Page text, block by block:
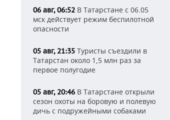
06 авг, 06:52 В Татарстане с 06.05
мск действует режим беспилотной
опасности
05 авг, 21:35 Туристы съездили в
Татарстан около 1,5 млн раз за
первое полугодие
05 авг, 20:46 В Татарстане открыли
сезон охоты на боровую и полевую
дичь с подружейными собаками